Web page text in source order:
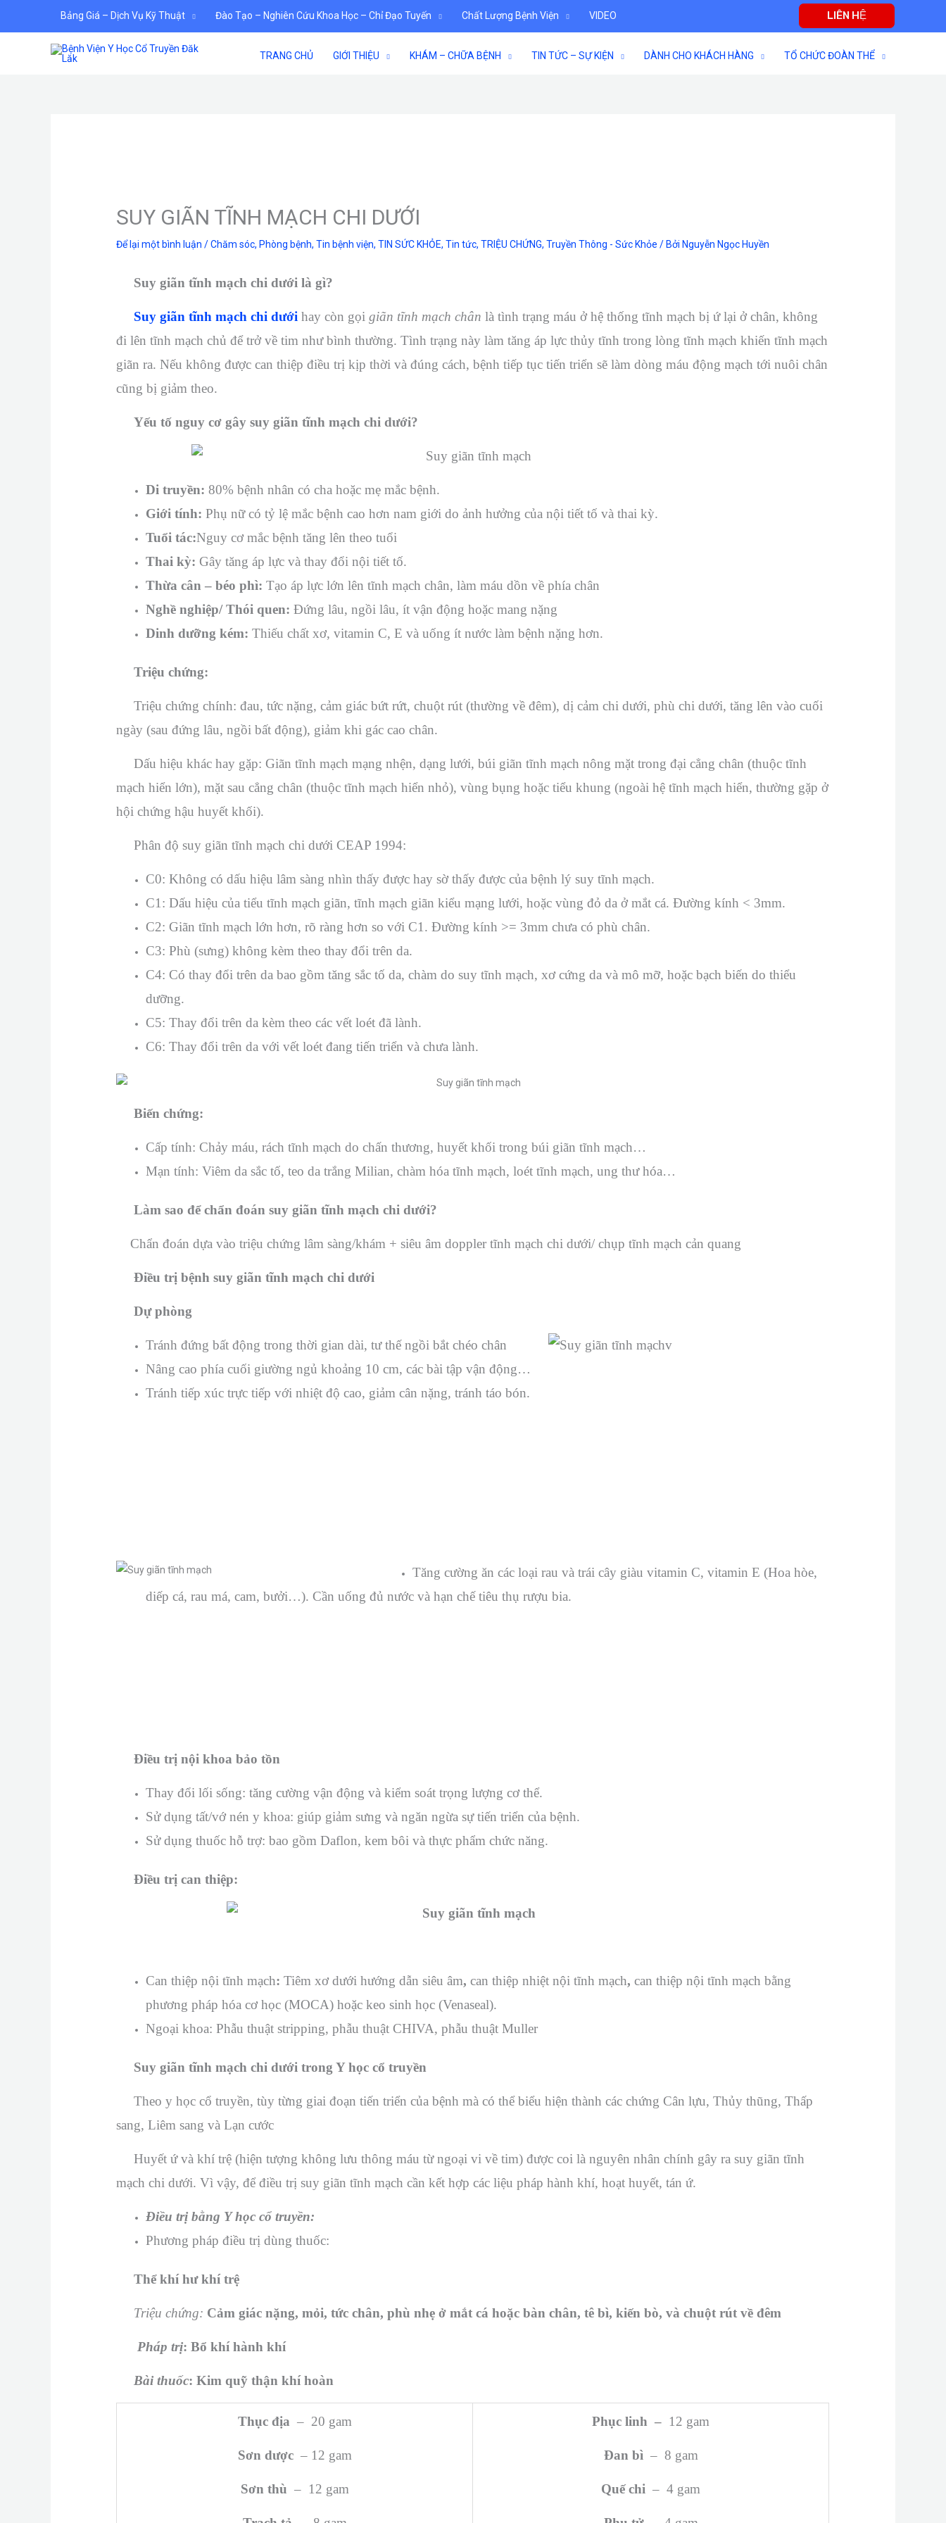
Bảng Giá – Dịch Vụ Kỹ Thuật Đào Tạo – Nghiên Cứu Khoa Học – Chỉ Đạo Tuyến Chất Lượng Bệnh Viện VIDEO LIÊN HỆ
TRANG CHỦ GIỚI THIỆU KHÁM – CHỮA BỆNH TIN TỨC – SỰ KIỆN DÀNH CHO KHÁCH HÀNG TỔ CHỨC ĐOÀN THỂ
SUY GIÃN TĨNH MẠCH CHI DƯỚI
Để lại một bình luận /Chăm sóc, Phòng bệnh,Tin bệnh viện,TIN SỨC KHỎE,Tin tức,TRIỆU CHỨNG,Truyền Thông - Sức Khỏe / Bởi Nguyễn Ngọc Huyền
Suy giãn tĩnh mạch chi dưới là gì?
Suy giãn tĩnh mạch chi dưới hay còn gọigiãn tĩnh mạch chân là tình trạng máu ở hệ thống tĩnh mạch bị ứ lại ở chân, không
đi lên tĩnh mạch chủ để trở về tim như bình thường. Tình trạng này làm tăng áp lực thủy tĩnh trong lòng tĩnh mạch khiến tĩnh mạch
giãn ra. Nếu không được can thiệp điều trị kịp thời và đúng cách, bệnh tiếp tục tiến triển sẽ làm dòng máu động mạch tới nuôi chân
cũng bị giảm theo.
Yếu tố nguy cơ gây suy giãn tĩnh mạch chi dưới?
Di truyền: 80% bệnh nhân có cha hoặc mẹ mắc bệnh.
Giới tính:Phụ nữ có tỷ lệ mắc bệnh cao hơn nam giới do ảnh hưởng của nội tiết tố và thai kỳ.
Tuổi tác:Nguy cơ mắc bệnh tăng lên theo tuổi
Thai kỳ: Gây tăng áp lực và thay đổi nội tiết tố.
Thừa cân – béo phì:Tạo áp lực lớn lên tĩnh mạch chân, làm máu dồn về phía chân
Nghề nghiệp/ Thói quen: Đứng lâu, ngồi lâu, ít vận động hoặc mang nặng
Dinh dưỡng kém: Thiếu chất xơ, vitamin C, E và uống ít nước làm bệnh nặng hơn.
Triệu chứng:
Triệu chứng chính: đau, tức nặng, cảm giác bứt rứt, chuột rút (thường về đêm), dị cảm chi dưới, phù chi dưới, tăng lên vào cuối
ngày (sau đứng lâu, ngồi bất động), giảm khi gác cao chân.
Dấu hiệu khác hay gặp: Giãn tĩnh mạch mạng nhện, dạng lưới, búi giãn tĩnh mạch nông mặt trong đại cẳng chân (thuộc tĩnh
mạch hiển lớn), mặt sau cẳng chân (thuộc tĩnh mạch hiển nhỏ), vùng bụng hoặc tiểu khung (ngoài hệ tĩnh mạch hiển, thường gặp ở
hội chứng hậu huyết khối).
Phân độ suy giãn tĩnh mạch chi dưới CEAP 1994:
C0: Không có dấu hiệu lâm sàng nhìn thấy được hay sờ thấy được của bệnh lý suy tĩnh mạch.
C1: Dấu hiệu của tiểu tĩnh mạch giãn, tĩnh mạch giãn kiểu mạng lưới, hoặc vùng đỏ da ở mắt cá. Đường kính < 3mm.
C2: Giãn tĩnh mạch lớn hơn, rõ ràng hơn so với C1. Đường kính >= 3mm chưa có phù chân.
C3: Phù (sưng) không kèm theo thay đổi trên da.
C4: Có thay đổi trên da bao gồm tăng sắc tố da, chàm do suy tĩnh mạch, xơ cứng da và mô mỡ, hoặc bạch biến do thiểu
dưỡng.
C5: Thay đổi trên da kèm theo các vết loét đã lành.
C6: Thay đổi trên da với vết loét đang tiến triển và chưa lành.
Biến chứng:
Cấp tính: Chảy máu, rách tĩnh mạch do chấn thương, huyết khối trong búi giãn tĩnh mạch…
Mạn tính: Viêm da sắc tố, teo da trắng Milian, chàm hóa tĩnh mạch, loét tĩnh mạch, ung thư hóa…
Làm sao để chẩn đoán suy giãn tĩnh mạch chi dưới?
Chẩn đoán dựa vào triệu chứng lâm sàng/khám + siêu âm doppler tĩnh mạch chi dưới/ chụp tĩnh mạch cản quang
Điều trị bệnh suy giãn tĩnh mạch chi dưới
Dự phòng
Tránh đứng bất động trong thời gian dài, tư thế ngồi bắt chéo chân
Nâng cao phía cuối giường ngủ khoảng 10 cm, các bài tập vận động…
Tránh tiếp xúc trực tiếp với nhiệt độ cao, giảm cân nặng, tránh táo bón.
Tăng cường ăn các loại rau và trái cây giàu vitamin C, vitamin E (Hoa hòe,
diếp cá, rau má, cam, bưởi…). Cần uống đủ nước và hạn chế tiêu thụ rượu bia.
Điều trị nội khoa bảo tồn
Thay đổi lối sống: tăng cường vận động và kiểm soát trọng lượng cơ thể.
Sử dụng tất/vớ nén y khoa: giúp giảm sưng và ngăn ngừa sự tiến triển của bệnh.
Sử dụng thuốc hỗ trợ: bao gồm Daflon, kem bôi và thực phẩm chức năng.
Điều trị can thiệp:
Can thiệp nội tĩnh mạch:Tiêm xơ dưới hướng dẫn siêu âm,can thiệp nhiệt nội tĩnh mạch, can thiệp nội tĩnh mạch bằng
phương pháp hóa cơ học (MOCA) hoặc keo sinh học (Venaseal).
Ngoại khoa: Phẫu thuật stripping, phẫu thuật CHIVA, phẫu thuật Muller
Suy giãn tĩnh mạch chi dưới trong Y học cổ truyền
Theo y học cổ truyền, tùy từng giai đoạn tiến triển của bệnh mà có thể biểu hiện thành các chứng Cân lựu, Thủy thũng, Thấp
sang, Liêm sang và Lạn cước
Huyết ứ và khí trệ (hiện tượng không lưu thông máu từ ngoại vi về tim) được coi là nguyên nhân chính gây ra suy giãn tĩnh
mạch chi dưới. Vì vậy, để điều trị suy giãn tĩnh mạch cần kết hợp các liệu pháp hành khí, hoạt huyết, tán ứ.
Điều trị bằng Y học cổ truyền:
Phương pháp điều trị dùng thuốc:
Thể khí hư khí trệ
Triệu chứng: Cảm giác nặng, mỏi, tức chân, phù nhẹ ở mắt cá hoặc bàn chân, tê bì, kiến bò, và chuột rút về đêm
Pháp trị: Bổ khí hành khí
Bài thuốc: Kim quỹ thận khí hoàn
Thục địa – 20 gam
Sơn dược – 12 gam
Sơn thù – 12 gam
Phục linh – 12 gam
Đan bì – 8 gam
Quế chi – 4 gam